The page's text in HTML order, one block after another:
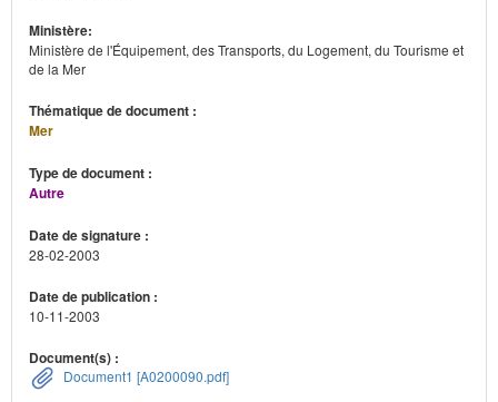
Ministère:
Ministère de l'Équipement, des Transports, du Logement, du Tourisme et
de la Mer
Thématique de document :
Mer
Type de document :
Autre
Date de signature :
28-02-2003
Date de publication :
10-11-2003
Document(s) :
Document1 [A0200090.pdf]